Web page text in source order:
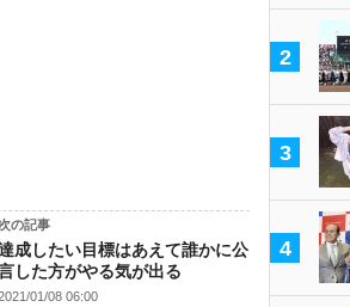
の記事
成したい目標はあえて誰かに公
した方がやる気が出る
01/08 06:00
2
3
4